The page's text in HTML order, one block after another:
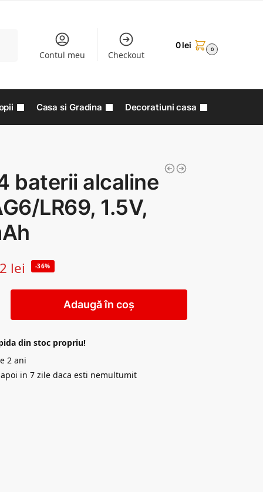
Contul meu Checkout
0lei 0
Casa si Gradina Decoratiuni casa
baterii alcaline
LR69, 1.5V,
lei -36%
Adaugă în coș
din stoc propriu!
2 ani
in 7 zile daca esti nemultumit